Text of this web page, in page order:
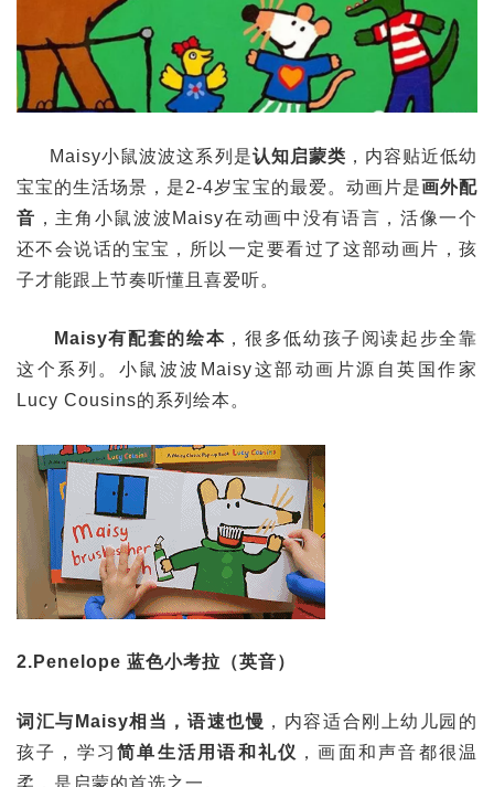
Maisy小鼠波波这系列是认知启蒙类 ，内容贴近低幼
宝宝的生活场景，是2-4岁宝宝的最爱。动画片是画外配
音 ，主角小鼠波波Maisy在动画中没有语言，活像一个
还不会说话的宝宝，所以一定要看过了这部动画片，孩
子才能跟上节奏听懂且喜爱听。
Maisy有配套的绘本 ，很多低幼孩子阅读起步全靠
这个系列。小鼠波波Maisy这部动画片源自英国作家
Lucy Cousins的系列绘本。
2.Penelope 蓝色小考拉（英音）
词汇与Maisy相当，语速也慢 ，内容适合刚上幼儿园的
孩子，学习简单生活用语和礼仪 ，画面和声音都很温
柔，是启蒙的首选之一。